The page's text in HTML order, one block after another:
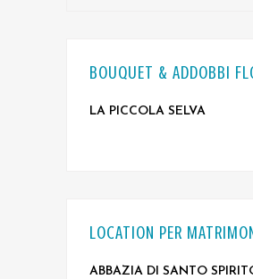
BOUQUET & ADDOBBI
LA PICCOLA SELVA
LOCATION PER
ABBAZIA DI SANTO